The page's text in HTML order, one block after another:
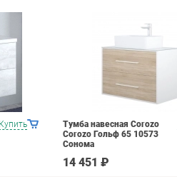
Купить
Тумба навесная Corozo
Corozo Гольф 65 10573
Сонома
14 451 ₽